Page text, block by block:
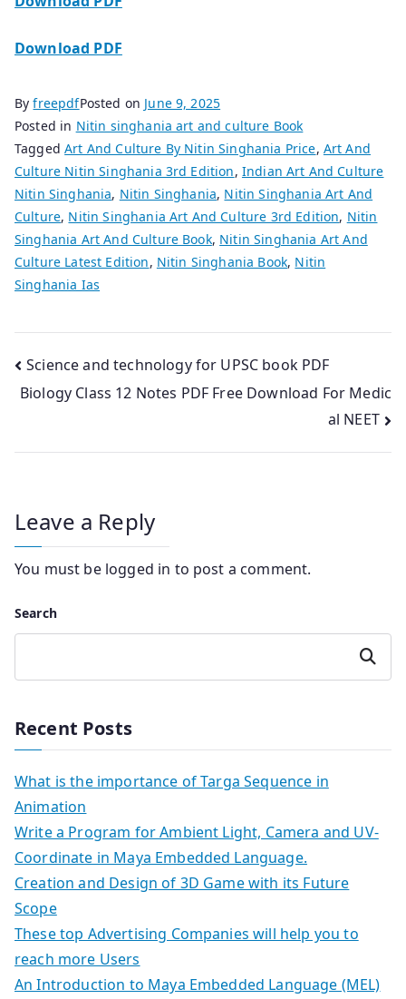
Download PDF
ByfreepdfPosted on June 9, 2025
Posted in Nitin singhania art and culture Book
TaggedArt And Culture By Nitin Singhania Price, Art And
Culture Nitin Singhania 3rd Edition, Indian Art And Culture
Nitin Singhania, Nitin Singhania, Nitin Singhania Art And
Culture, Nitin Singhania Art And Culture 3rd Edition, Nitin
Singhania Art And Culture Book, Nitin Singhania Art And
Culture Latest Edition, Nitin Singhania Book, Nitin
Singhania Ias
Post
navigation
Science and technology for UPSC book PDF
Biology Class 12 Notes PDF Free Download For Medic
al NEET
Leave a Reply
You must be logged in to post a comment.
Search
Search
Recent Posts
What is the importance of Targa Sequence in
Animation
Write a Program for Ambient Light, Camera and UV-
Coordinate in Maya Embedded Language.
Creation and Design of 3D Game with its Future
Scope
These top Advertising Companies will help you to
reach more Users
An Introduction to Maya Embedded Language (MEL)